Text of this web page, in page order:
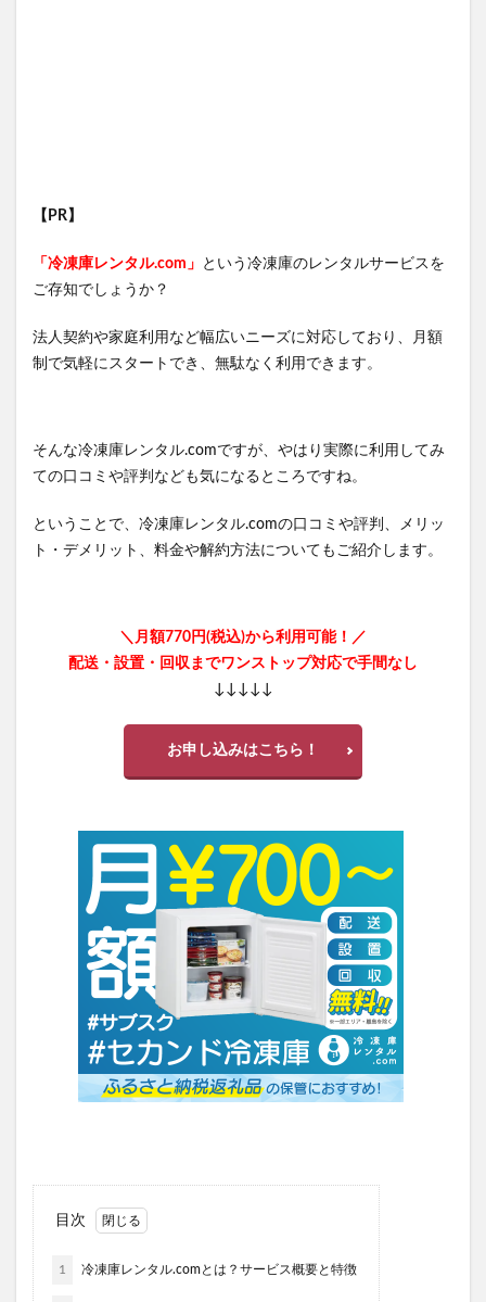
【PR】
「冷凍庫レンタル.com」
という冷凍庫のレンタルサービスを
ご存知でしょうか？
法人契約や家庭利用など幅広いニーズに対応しており、月額
制で気軽にスタートでき、無駄なく利用できます。
そんな冷凍庫レンタル.comですが、やはり実際に利用してみ
ての口コミや評判なども気になるところですね。
ということで、冷凍庫レンタル.comの口コミや評判、メリッ
ト・デメリット、料金や解約方法についてもご紹介します。
＼月額770円(税込)から利用可能！／
配送・設置・回収までワンストップ対応で手間なし
↓↓↓↓↓
お申し込みはこちら！
目次
1 冷凍庫レンタル.comとは？サービス概要と特徴